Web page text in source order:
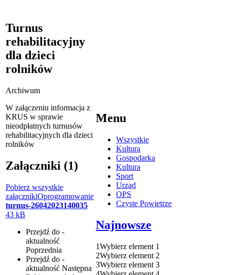
Turnus
rehabilitacyjny
dla dzieci
rolników
Archiwum
W załączeniu informacja z
KRUS w sprawie
nieodpłatnych turnusów
rehabilitacyjnych dla dzieci
rolników
Załączniki (1)
Pobierz wszystkie
załącznikiOprogramowanie
turnus-26042023140035
43 kB
Przejdź do -
aktualność
Poprzednia
Przejdź do -
aktualność Następna
Menu
Wszystkie
Kultura
Gospodarka
Kultura
Sport
Urząd
OPS
Czyste Powietrze
Najnowsze
1Wybierz element 1
2Wybierz element 2
3Wybierz element 3